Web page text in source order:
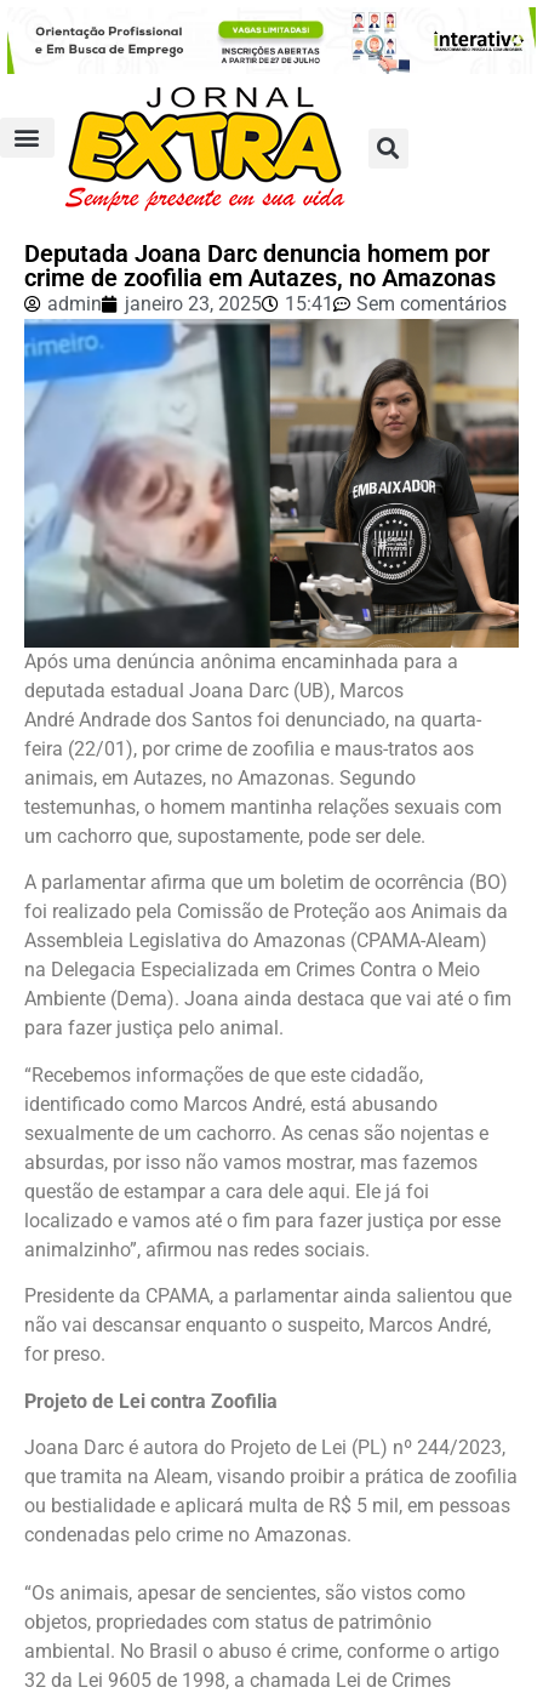
Deputada Joana Darc denuncia homem por
crime de zoofilia em Autazes, no Amazonas
admin janeiro 23, 2025 15:41 Sem comentários
Após uma denúncia anônima encaminhada para a
deputada estadual Joana Darc (UB), Marcos
André Andrade dos Santos foi denunciado, na quarta-
feira (22/01), por crime de zoofilia e maus-tratos aos
animais, em Autazes, no Amazonas. Segundo
testemunhas, o homem mantinha relações sexuais com
um cachorro que, supostamente, pode ser dele.
A parlamentar afirma que um boletim de ocorrência (BO)
foi realizado pela Comissão de Proteção aos Animais da
Assembleia Legislativa do Amazonas (CPAMA-Aleam)
na Delegacia Especializada em Crimes Contra o Meio
Ambiente (Dema). Joana ainda destaca que vai até o fim
para fazer justiça pelo animal.
“Recebemos informações de que este cidadão,
identificado como Marcos André, está abusando
sexualmente de um cachorro. As cenas são nojentas e
absurdas, por isso não vamos mostrar, mas fazemos
questão de estampar a cara dele aqui. Ele já foi
localizado e vamos até o fim para fazer justiça por esse
animalzinho”, afirmou nas redes sociais.
Presidente da CPAMA, a parlamentar ainda salientou que
não vai descansar enquanto o suspeito, Marcos André,
for preso.
Projeto de Lei contra Zoofilia
Joana Darc é autora do Projeto de Lei (PL) nº 244/2023,
que tramita na Aleam, visando proibir a prática de zoofilia
ou bestialidade e aplicará multa de R$ 5 mil, em pessoas
condenadas pelo crime no Amazonas.
“Os animais, apesar de sencientes, são vistos como
objetos, propriedades com status de patrimônio
ambiental. No Brasil o abuso é crime, conforme o artigo
32 da Lei 9605 de 1998, a chamada Lei de Crimes